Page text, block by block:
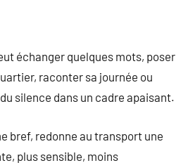
échanger quelques mots, poser
raconter sa journée ou
silence dans un cadre apaisant.
bref, redonne au transport une
plus sensible, moins